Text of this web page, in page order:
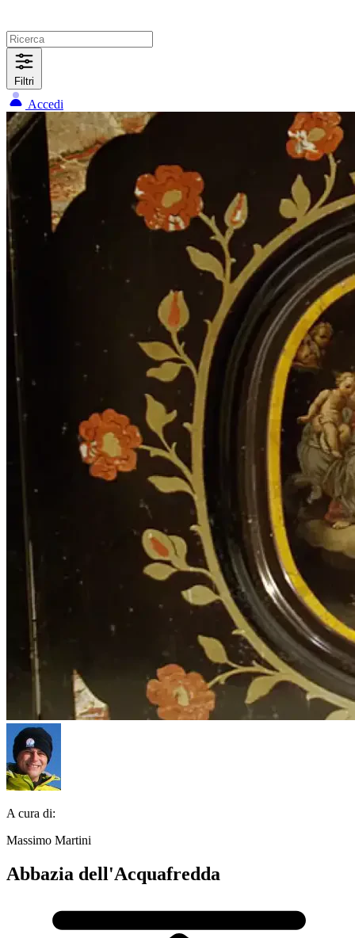
Filtri
Accedi
A cura di:
Massimo Martini
Abbazia dell'Acquafredda